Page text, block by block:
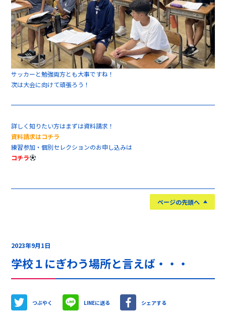
サッカーと勉強両方とも大事ですね！
次は大会に向けて頑張ろう！
詳しく知りたい方はまずは資料請求！
資料請求はコチラ
練習参加・個別セレクションのお申し込みは
コチラ
ページの先頭へ
2023年9月1日
学校１にぎわう場所と言えば・・・
つぶやく LINEに送る シェアする